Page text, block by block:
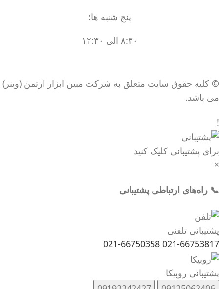
پنج شنبه ها:
۸:۳۰ الی ۱۲:۳۰
© کلیه حقوق سایت متعلق به شرکت مبین ابزار آرتمن (وینر)
می باشد.
!
برای پشتیبانی کلیک کنید
×
📞 راه‌های ارتباطی پشتیبانی
پشتیبانی تلفنی
021-66753817
021-66750358
پشتیبانی روبیکا